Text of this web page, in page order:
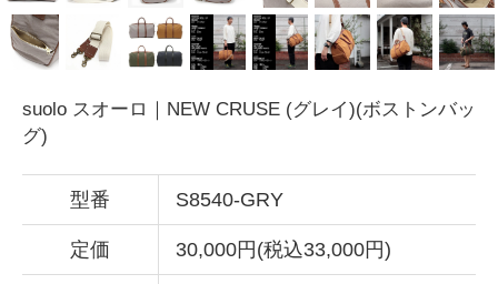
suolo スオーロ｜NEW CRUSE (グレイ)(ボストンバッ
グ)
型番 S8540-GRY
定価 30,000円(税込33,000円)